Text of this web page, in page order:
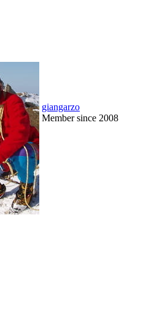
giangarzo
Member since 2008